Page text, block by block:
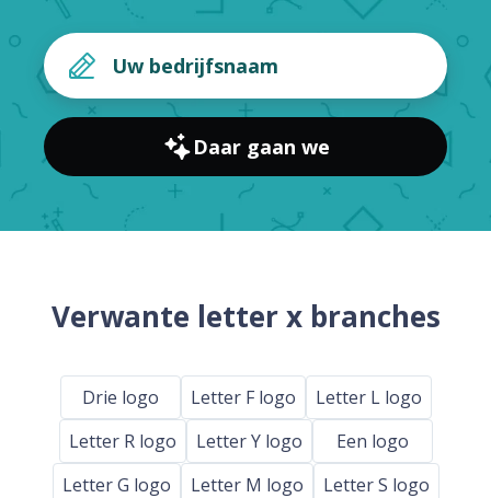
Daar gaan we
Verwante letter x branches
Drie logo Letter F logo
Letter L logo
Letter R logo
Letter Y logo
Een logo
Letter G logo
Letter M logo
Letter S logo